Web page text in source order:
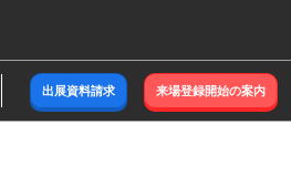
出展資料請求 来場登録開始の案内